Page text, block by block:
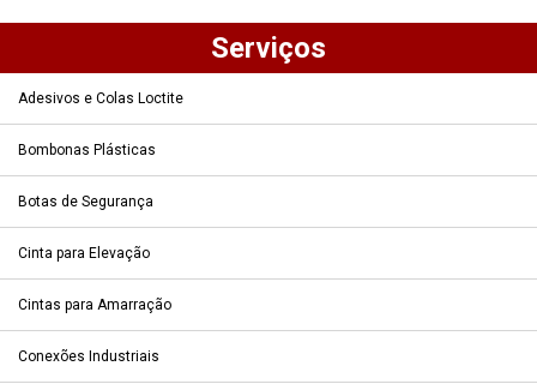
Serviços
Adesivos e Colas Loctite
Bombonas Plásticas
Botas de Segurança
Cinta para Elevação
Cintas para Amarração
Conexões Industriais